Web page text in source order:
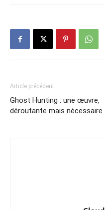
Article précédent
Ghost Hunting : une œuvre,
déroutante mais nécessaire